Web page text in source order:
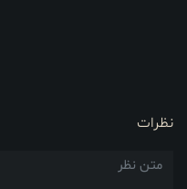
نظرات